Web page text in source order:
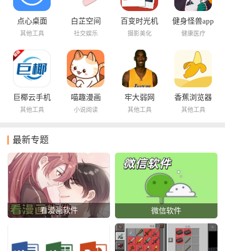
点心桌面
其他工具
白芷空间
社交娱乐
百变时光机
摄影美化
健身怪兽app
健康医疗
巨椰云手机
其他工具
喵趣漫画
小说阅读
牢大弱网
其他工具
香蕉浏览器
其他工具
最新专题
看漫画软件 微信软件